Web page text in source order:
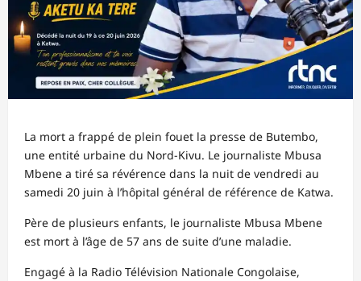
La mort a frappé de plein fouet la presse de Butembo,
une entité urbaine du Nord-Kivu. Le journaliste Mbusa
Mbene a tiré sa révérence dans la nuit de vendredi au
samedi 20 juin à l’hôpital général de référence de Katwa.
Père de plusieurs enfants, le journaliste Mbusa Mbene
est mort à l’âge de 57 ans de suite d’une maladie.
Engagé à la Radio Télévision Nationale Congolaise,